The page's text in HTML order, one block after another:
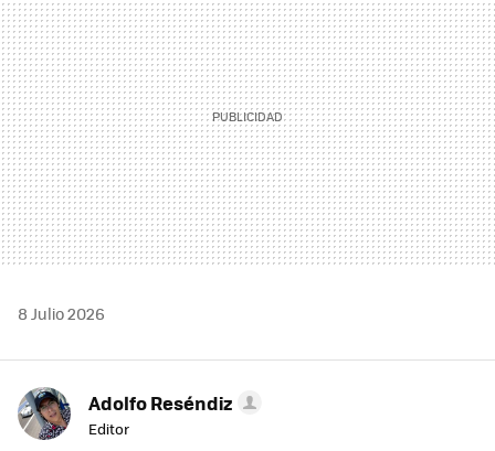
8 Julio 2026
Adolfo Reséndiz
Editor